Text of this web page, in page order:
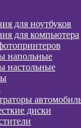
для ноутбуков
для компьютера
напольные
настольные
диски